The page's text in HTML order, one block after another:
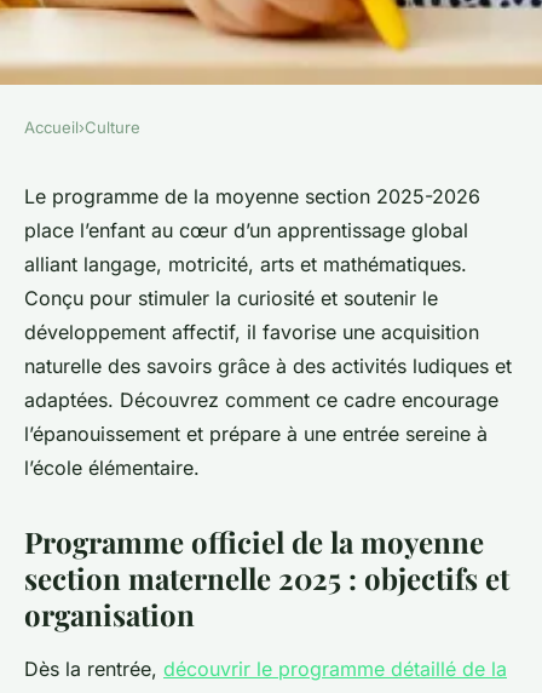
Découvrez le programme
enrichissant de la moyenne
section
Liam•20 juillet 2025•4 min de lecture
Accueil›Culture
Le programme de la moyenne section 2025-2026
place l’enfant au cœur d’un apprentissage global
alliant langage, motricité, arts et mathématiques.
Conçu pour stimuler la curiosité et soutenir le
développement affectif, il favorise une acquisition
naturelle des savoirs grâce à des activités ludiques et
adaptées. Découvrez comment ce cadre encourage
l’épanouissement et prépare à une entrée sereine à
l’école élémentaire.
Programme officiel de la moyenne
section maternelle 2025 : objectifs et
organisation
Dès la rentrée, découvrir le programme détaillé de la